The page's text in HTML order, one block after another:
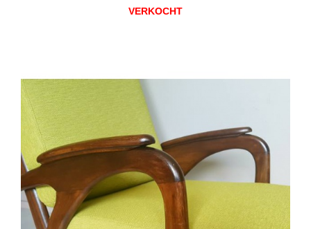
VERKOCHT